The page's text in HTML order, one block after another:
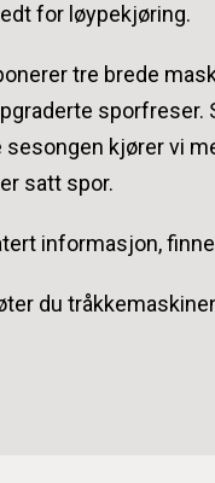
for løypekjøring.
tre brede
sesongen kjører vi
satt spor.
informasjon,
du